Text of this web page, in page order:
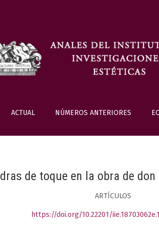
ACTUAL NÚMEROS ANTERIORES
de toque en la obra de
ARTÍCULOS
https://doi.org/10.22201/